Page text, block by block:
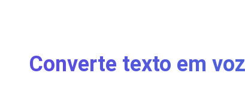
Converte texto em